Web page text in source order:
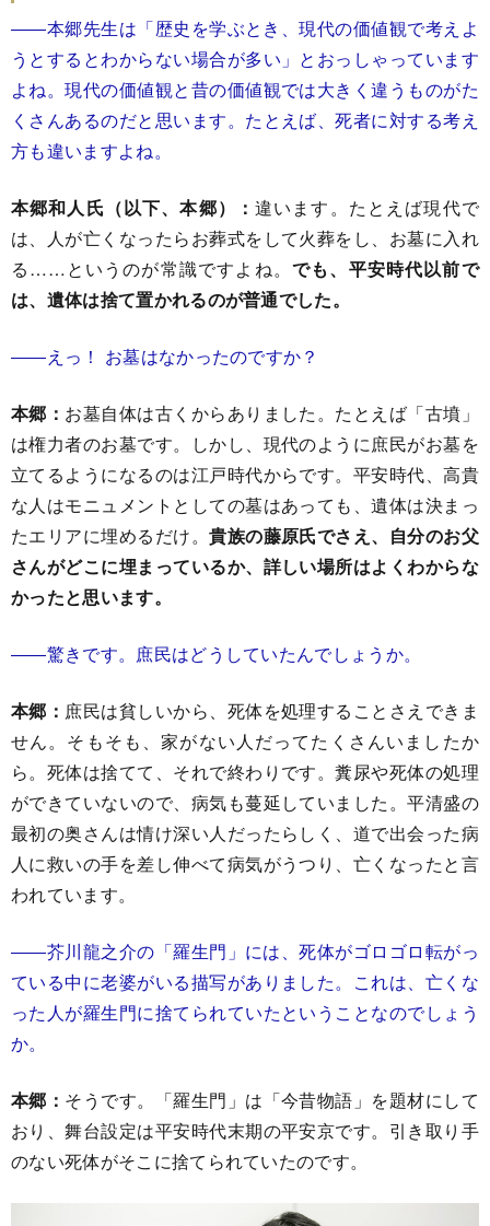
――本郷先生は「歴史を学ぶとき、現代の価値観で考えよ
うとするとわからない場合が多い」とおっしゃっています
よね。現代の価値観と昔の価値観では大きく違うものがた
くさんあるのだと思います。たとえば、死者に対する考え
方も違いますよね。
本郷和人氏（以下、本郷）： 違います。たとえば現代で
は、人が亡くなったらお葬式をして火葬をし、お墓に入れ
る……というのが常識ですよね。 でも、平安時代以前で
は、遺体は捨て置かれるのが普通でした。
――えっ！ お墓はなかったのですか？
本郷： お墓自体は古くからありました。たとえば「古墳」
は権力者のお墓です。しかし、現代のように庶民がお墓を
立てるようになるのは江戸時代からです。平安時代、高貴
な人はモニュメントとしての墓はあっても、遺体は決まっ
たエリアに埋めるだけ。貴族の藤原氏でさえ、自分のお父
さんがどこに埋まっているか、詳しい場所はよくわからな
かったと思います。
――驚きです。庶民はどうしていたんでしょうか。
本郷： 庶民は貧しいから、死体を処理することさえできま
せん。そもそも、家がない人だってたくさんいましたか
ら。死体は捨てて、それで終わりです。糞尿や死体の処理
ができていないので、病気も蔓延していました。平清盛の
最初の奥さんは情け深い人だったらしく、道で出会った病
人に救いの手を差し伸べて病気がうつり、亡くなったと言
われています。
――芥川龍之介の「羅生門」には、死体がゴロゴロ転がっ
ている中に老婆がいる描写がありました。これは、亡くな
った人が羅生門に捨てられていたということなのでしょう
か。
本郷： そうです。「羅生門」は「今昔物語」を題材にして
おり、舞台設定は平安時代末期の平安京です。引き取り手
のない死体がそこに捨てられていたのです。